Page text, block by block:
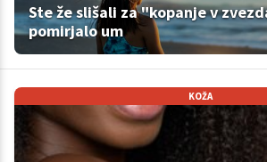
Ste že slišali za "kopanje v
pomirjalo um
KOŽA